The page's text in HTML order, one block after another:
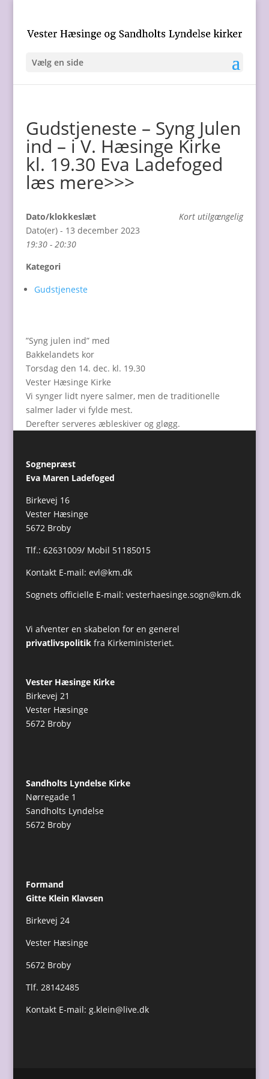
Vælg en side
Gudstjeneste – Syng Julen
ind – i V. Hæsinge Kirke
kl. 19.30 Eva Ladefoged
læs mere>>>
Kort utilgængelig
Dato/klokkeslæt
Dato(er) - 13 december 2023
19:30 - 20:30
Kategori
Gudstjeneste
”Syng julen ind” med
Bakkelandets kor
Torsdag den 14. dec. kl. 19.30
Vester Hæsinge Kirke
Vi synger lidt nyere salmer, men de traditionelle
salmer lader vi fylde mest.
Derefter serveres æbleskiver og gløgg.
Sognepræst
Eva Maren Ladefoged
Birkevej 16
Vester Hæsinge
5672 Broby
Tlf.: 62631009/ Mobil 51185015
Kontakt E-mail: evl@km.dk
Sognets officielle E-mail: vesterhaesinge.sogn@km.dk
Vi afventer en skabelon for en generel
privatlivspolitikfra Kirkeministeriet.
Vester Hæsinge Kirke
Birkevej 21
Vester Hæsinge
5672 Broby
Sandholts Lyndelse Kirke
Nørregade 1
Sandholts Lyndelse
5672 Broby
Formand
Gitte Klein Klavsen
Birkevej 24
Vester Hæsinge
5672 Broby
Tlf. 28142485
Kontakt E-mail: g.klein@live.dk